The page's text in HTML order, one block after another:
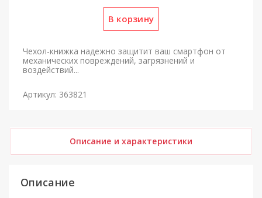
Чехол-книжка надежно защитит ваш смартфон от
механических повреждений, загрязнений и
воздействий...
Артикул: 363821
Описание и характеристики
Описание